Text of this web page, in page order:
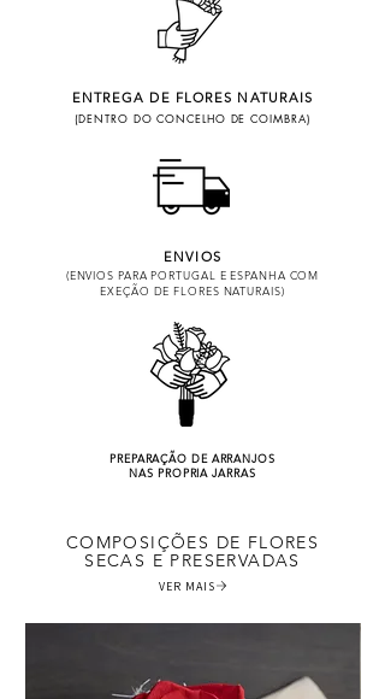
ENTREGA DE FLORES NATURAIS
(DENTRO DO CONCELHO DE COIMBRA)
ENVIOS
(ENVIOS PARA PORTUGAL E ESPANHA COM
EXEÇÃO DE FLORES NATURAIS)
PREPARAÇÃO DE ARRANJOS
NAS PROPRIA JARRAS
COMPOSIÇÕES DE FLORES
SECAS E PRESERVADAS
VER MAIS